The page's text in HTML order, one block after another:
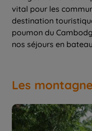
vital pour les
destination
poumon du
nos séjours en
Les